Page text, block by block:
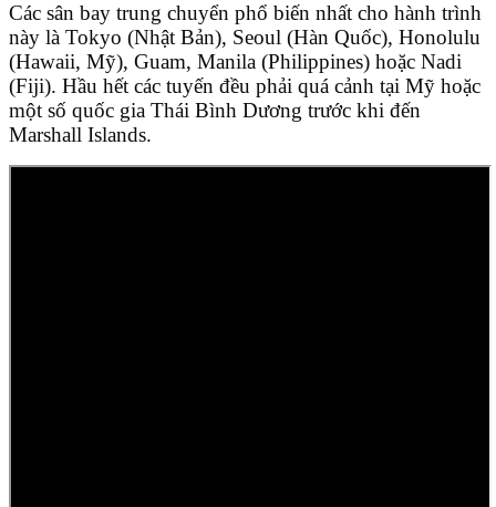
Các sân bay trung chuyển phổ biến nhất cho hành trình
này là Tokyo (Nhật Bản), Seoul (Hàn Quốc), Honolulu
(Hawaii, Mỹ), Guam, Manila (Philippines) hoặc Nadi
(Fiji). Hầu hết các tuyến đều phải quá cảnh tại Mỹ hoặc
một số quốc gia Thái Bình Dương trước khi đến
Marshall Islands.